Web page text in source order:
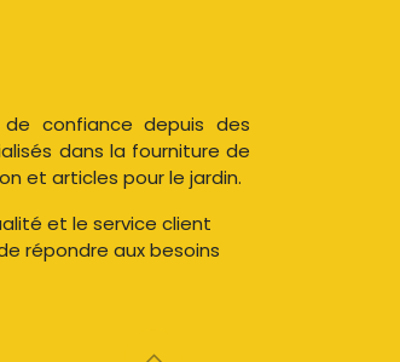
confiance depuis des
dans la fourniture de
et articles pour le jardin.
et le service client
répondre aux besoins